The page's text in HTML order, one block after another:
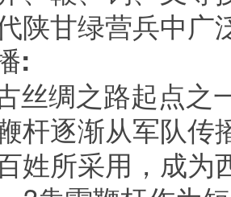
陕甘绿营兵中广
:
丝绸之路起点之
杆逐渐从军队传
姓所采用，成为